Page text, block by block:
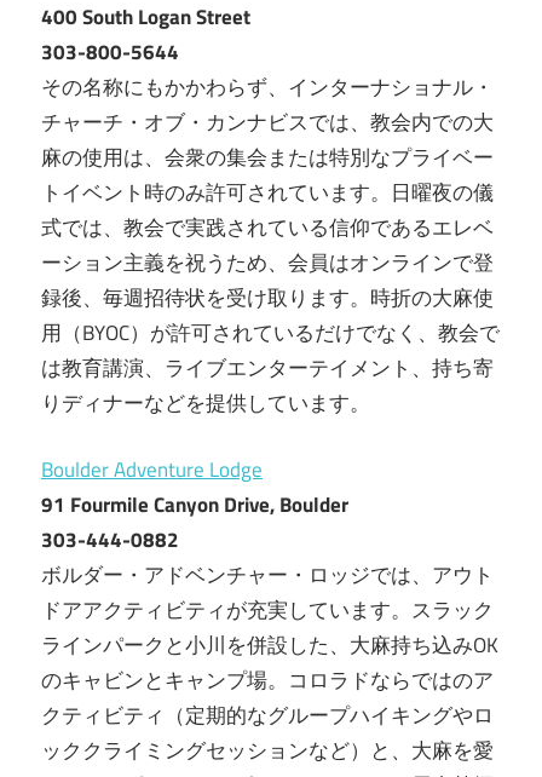
400 South Logan Street
303-800-5644
その名称にもかかわらず、インターナショナル・
チャーチ・オブ・カンナビスでは、教会内での大
麻の使用は、会衆の集会または特別なプライベー
トイベント時のみ許可されています。日曜夜の儀
式では、教会で実践されている信仰であるエレベ
ーション主義を祝うため、会員はオンラインで登
録後、毎週招待状を受け取ります。時折の大麻使
用（BYOC）が許可されているだけでなく、教会で
は教育講演、ライブエンターテイメント、持ち寄
りディナーなどを提供しています。
Boulder Adventure Lodge
91 Fourmile Canyon Drive, Boulder
303-444-0882
ボルダー・アドベンチャー・ロッジでは、アウト
ドアアクティビティが充実しています。スラック
ラインパークと小川を併設した、大麻持ち込みOK
のキャビンとキャンプ場。コロラドならではのア
クティビティ（定期的なグループハイキングやロ
ッククライミングセッションなど）と、大麻を愛